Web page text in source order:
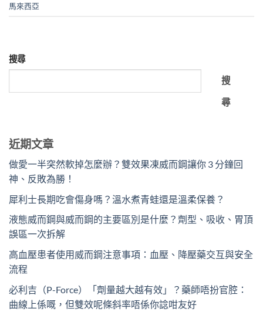
馬來西亞
搜尋
搜
尋
近期文章
做愛一半突然軟掉怎麼辦？雙效果凍威而鋼讓你 3 分鐘回
神、反敗為勝！
犀利士長期吃會傷身嗎？溫水煮青蛙還是溫柔保養？
液態威而鋼與威而鋼的主要區別是什麼？劑型、吸收、胃頂
誤區一次拆解
高血壓患者使用威而鋼注意事項：血壓、降壓藥交互與安全
流程
必利吉（P-Force）「劑量越大越有效」？藥師唔扮官腔：
曲線上係嘅，但雙效呢條斜率唔係你諗咁友好